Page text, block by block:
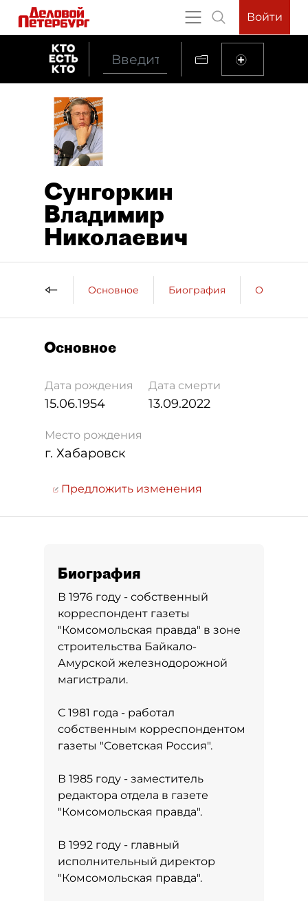
Войти
Сунгоркин
Владимир
Николаевич
Основное Биография
Основное
Дата рождения
15.06.1954
Дата смерти
13.09.2022
Место рождения
г. Хабаровск
Предложить изменения
Биография
В 1976 году - собственный
корреспондент газеты
"Комсомольская правда" в зоне
строительства Байкало-
Амурской железнодорожной
магистрали.
С 1981 года - работал
собственным корреспондентом
газеты "Советская Россия".
В 1985 году - заместитель
редактора отдела в газете
"Комсомольская правда".
В 1992 году - главный
исполнительный директор
"Комсомольская правда".